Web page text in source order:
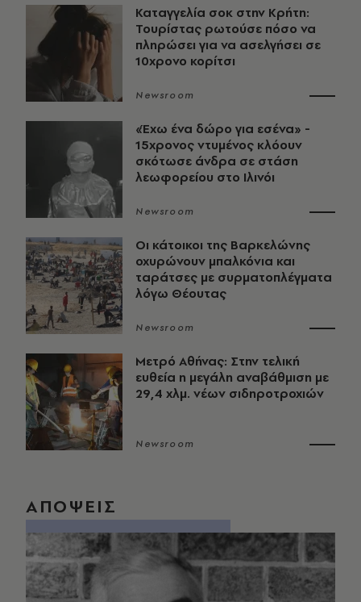
Καταγγελία σοκ στην Κρήτη:
Τουρίστας ρωτούσε πόσο να
πληρώσει για να ασελγήσει σε
10χρονο κορίτσι
Newsroom
«Έχω ένα δώρο για εσένα» -
15χρονος ντυμένος κλόουν
σκότωσε άνδρα σε στάση
λεωφορείου στο Ιλινόι
Newsroom
Οι κάτοικοι της Βαρκελώνης
οχυρώνουν μπαλκόνια και
ταράτσες με συρματοπλέγματα
λόγω Θέουτας
Newsroom
Μετρό Αθήνας: Στην τελική
ευθεία η μεγάλη αναβάθμιση με
29,4 χλμ. νέων σιδηροτροχιών
Newsroom
ΑΠΟΨΕΙΣ